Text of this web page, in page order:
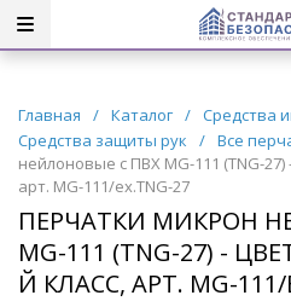
Главная / Каталог / Средства
Средства защиты рук
/ Все
нейлоновые с ПВХ MG-111 (TNG-
арт. MG-111/ех.TNG-27
ПЕРЧАТКИ МИКРОН
MG-111 (TNG-27) -
Й КЛАСС, АРТ. MG-111/